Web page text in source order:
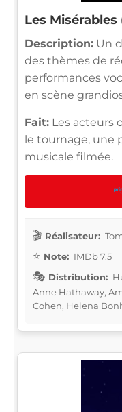
Les Misérables
Description: Un
des thèmes de
performances
en scène
Fait: Les acteurs
le tournage, une
musicale filmée.
Réalisateur:
Note: IMDb 7.5
Distribution:
Anne Hathaway,
Cohen, Helena